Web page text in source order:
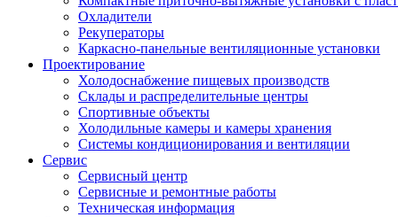
Охладители
Рекуператоры
Каркасно-панельные вентиляционные установки
Проектирование
Холодоснабжение пищевых производств
Склады и распределительные центры
Спортивные объекты
Холодильные камеры и камеры хранения
Системы кондиционирования и вентиляции
Сервис
Сервисный центр
Сервисные и ремонтные работы
Техническая информация